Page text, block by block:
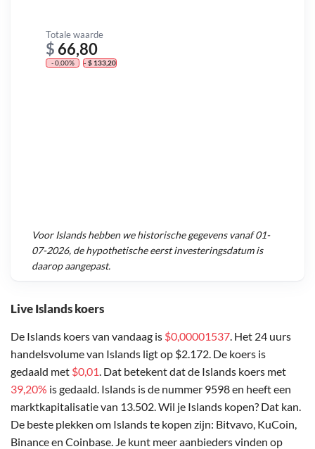
Live Islands koers
De Islands koers van vandaag is $0,00001537. Het 24 uurs
handelsvolume van Islands ligt op $2.172. De koers is
gedaald met $0,01. Dat betekent dat de Islands koers met
39,20% is gedaald. Islands is de nummer 9598 en heeft een
marktkapitalisatie van 13.502. Wil je Islands kopen? Dat kan.
De beste plekken om Islands te kopen zijn: Bitvavo, KuCoin,
Binance en Coinbase. Je kunt meer aanbieders vinden op
Totale waarde
$ 66,80
- 0,00% - $ 133,20
VoorIslandshebben we historische gegevens vanaf01-
07-2026, de hypothetische eerst investeringsdatum is
daarop aangepast.